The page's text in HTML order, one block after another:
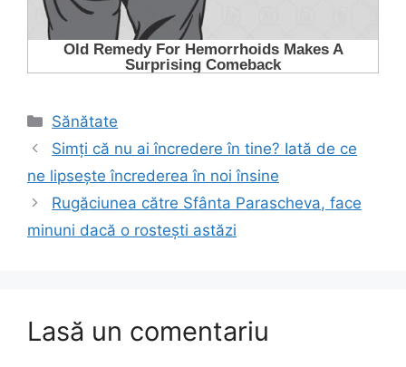
Categorii
Sănătate
Simți că nu ai încredere în tine? Iată de ce
ne lipsește încrederea în noi însine
Rugăciunea către Sfânta Parascheva, face
minuni dacă o rostești astăzi
Lasă un comentariu